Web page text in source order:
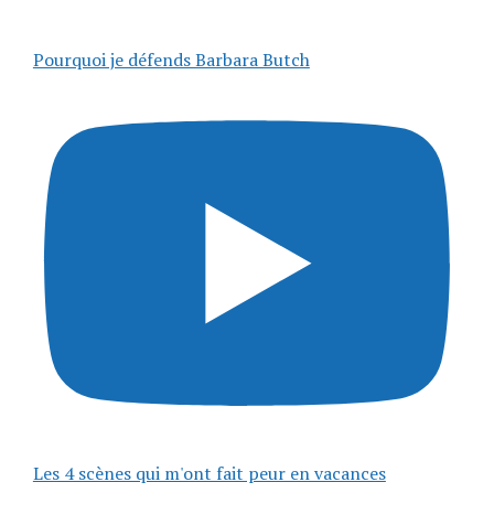
Pourquoi je défends Barbara Butch
Les 4 scènes qui m'ont fait peur en vacances